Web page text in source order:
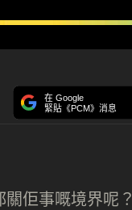
在 Google
緊貼《PCM》消息
佢事嘅境界呢？